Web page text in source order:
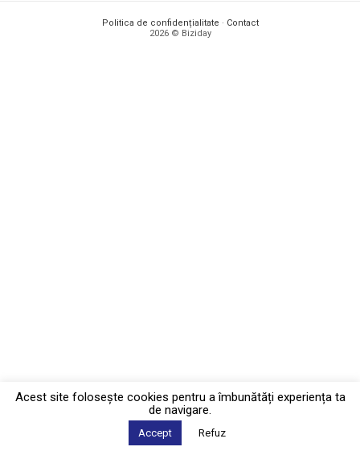
Politica de confidențialitate · Contact
2026 © Biziday
Acest site foloseşte cookies pentru a îmbunătăți experiența ta
de navigare.
Accept Refuz